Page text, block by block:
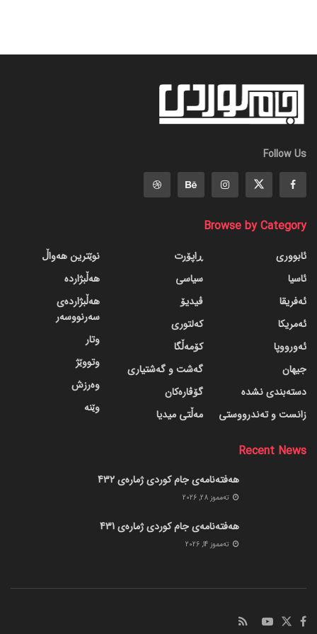
Follow Us
Browse by Category
ئابووری
ئاسیا
ئەفریقا
ئەمریکا
ئەورووپا
جیهان
دسته‌بندی نشده
زانست و تەندرووستی
ڕاپۆرت
سیاسی
ڤیدیۆ
کەلتوری
کۆمەڵگا
گه‌شت و گه‌شتیاری
گۆڤاره‌کان
مەڵتی میدیا
نوێترین هەواڵ
هەڵبژاردە
هەڵبژاردەی
سەرنووسەر
وتار
وتووێژ
وەرزش
وێنە
Recent News
هەفتەنامەی جام کوردی ژمارەی 432
ته‌مموز 28, 2026
هەفتەنامەی جام کوردی ژمارەی 431
ته‌مموز 14, 2026